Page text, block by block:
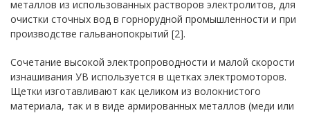
металлов из использованных растворов электролитов, для
очистки сточных вод в горнорудной промышленности и при
производстве гальванопокрытий [2].
Сочетание высокой электропроводности и малой скорости
изнашивания УВ используется в щетках электромоторов.
Щетки изготавливают как целиком из волокнистого
материала, так и в виде армированных металлов (меди или